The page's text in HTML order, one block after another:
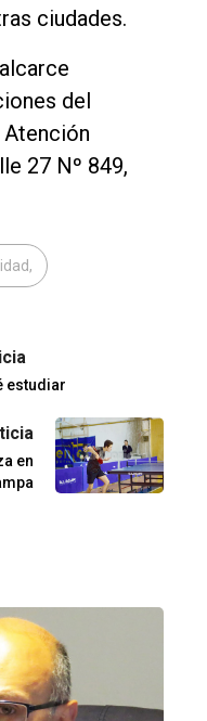
ciudades.
del
27 Nº 849,
estudiar
en